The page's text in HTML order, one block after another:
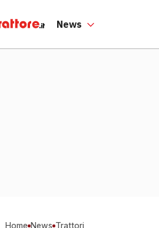
News
Home News Trattori